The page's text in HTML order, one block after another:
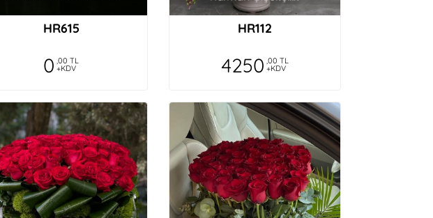
HR615
0 ,00 TL
+KDV
HR112
4250 ,00 TL
+KDV